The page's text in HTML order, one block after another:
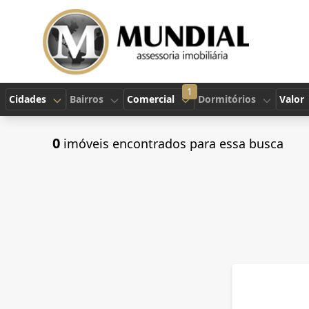
Cidades Bairros
1
Comercial Dormitórios Valor
0 imóveis encontrados para essa busca